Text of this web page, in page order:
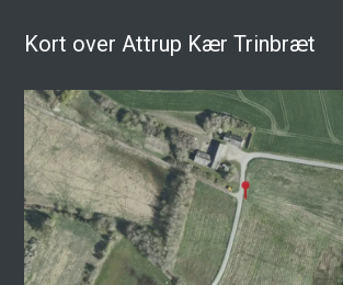
Kort over Attrup Kær Trinbræt